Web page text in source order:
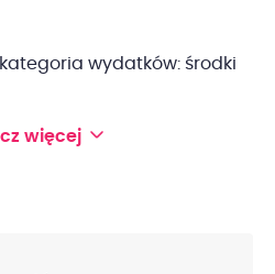
kategoria wydatków: środki
więcej